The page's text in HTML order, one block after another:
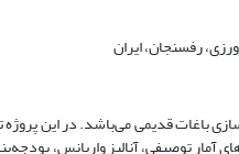
رفسنجان، ایران
باغات قدیمی می‌باشد. در این پروژه